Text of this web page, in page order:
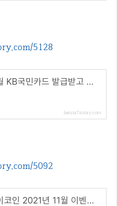
5128
앱테크, 11월 KB국민카드 발급받고 연회비 100% 캐시백 받아요
barista7.tistory.com
5092
앱테크, 페이코인 2021년 11월 이벤트 총정리!( 리워드 코드 : 45EBYTB )